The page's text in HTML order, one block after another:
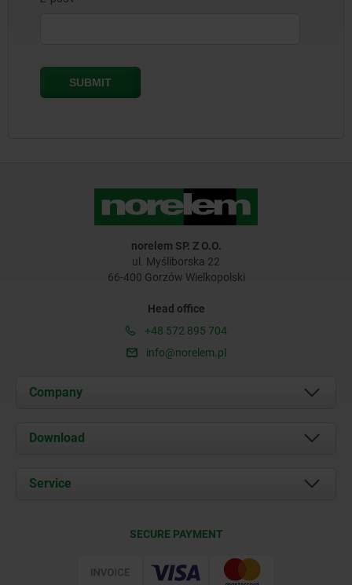
norelem SP. Z O.O.
ul. Myśliborska 22
66-400 Gorzów Wielkopolski
Head office
+48 572 895 704
info@norelem.pl
Company
About us
Contact
Download
Documents
Service
SECURE PAYMENT